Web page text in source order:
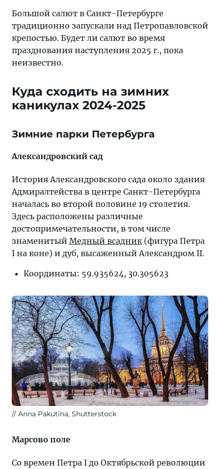
Большой салют в Санкт-Петербурге
традиционно запускали над Петропавловской
крепостью. Будет ли салют во время
празднования наступления 2025 г., пока
неизвестно.
Куда сходить на зимних
каникулах 2024-2025
Зимние парки Петербурга
Александровский сад
История Александровского сада около здания
Адмиралтейства в центре Санкт-Петербурга
началась во второй половине 19 столетия.
Здесь расположены различные
достопримечательности, в том числе
знаменитый Медный всадник (фигура Петра
I на коне) и дуб, высаженный Александром II.
Координаты: 59.935624, 30.305623
Anna Pakutina, Shutterstock
Марсово поле
Со времен Петра I до Октябрьской революции